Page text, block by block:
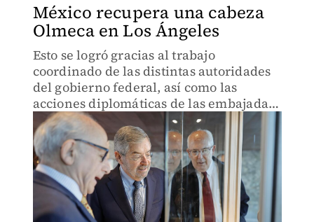
México recupera una cabeza
Olmeca en Los Ángeles
Esto se logró gracias al trabajo
coordinado de las distintas autoridades
del gobierno federal, así como las
acciones diplomáticas de las embajadas
y consulados de México en el mundo.